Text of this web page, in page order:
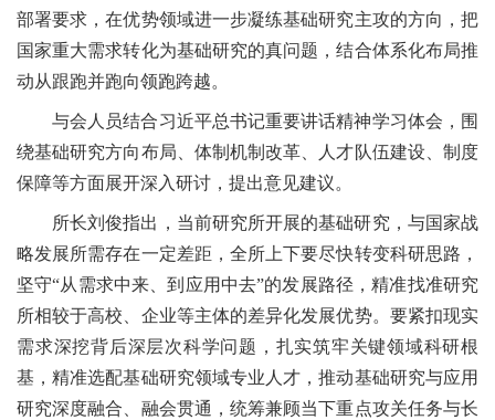
部署要求，在优势领域进一步凝练基础研究主攻的方向，把
国家重大需求转化为基础研究的真问题，结合体系化布局推
动从跟跑并跑向领跑跨越。
与会人员结合习近平总书记重要讲话精神学习体会，围
绕基础研究方向布局、体制机制改革、人才队伍建设、制度
保障等方面展开深入研讨，提出意见建议。
所长刘俊指出，当前研究所开展的基础研究，与国家战
略发展所需存在一定差距，全所上下要尽快转变科研思路，
坚守“从需求中来、到应用中去”的发展路径，精准找准研究
所相较于高校、企业等主体的差异化发展优势。要紧扣现实
需求深挖背后深层次科学问题，扎实筑牢关键领域科研根
基，精准选配基础研究领域专业人才，推动基础研究与应用
研究深度融合、融会贯通，统筹兼顾当下重点攻关任务与长